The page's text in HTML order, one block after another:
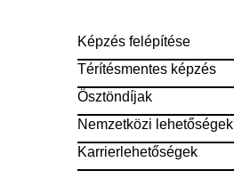
Képzés felépítése
Térítésmentes képzés
Ösztöndíjak
Nemzetközi lehetőségek
Karrierlehetőségek